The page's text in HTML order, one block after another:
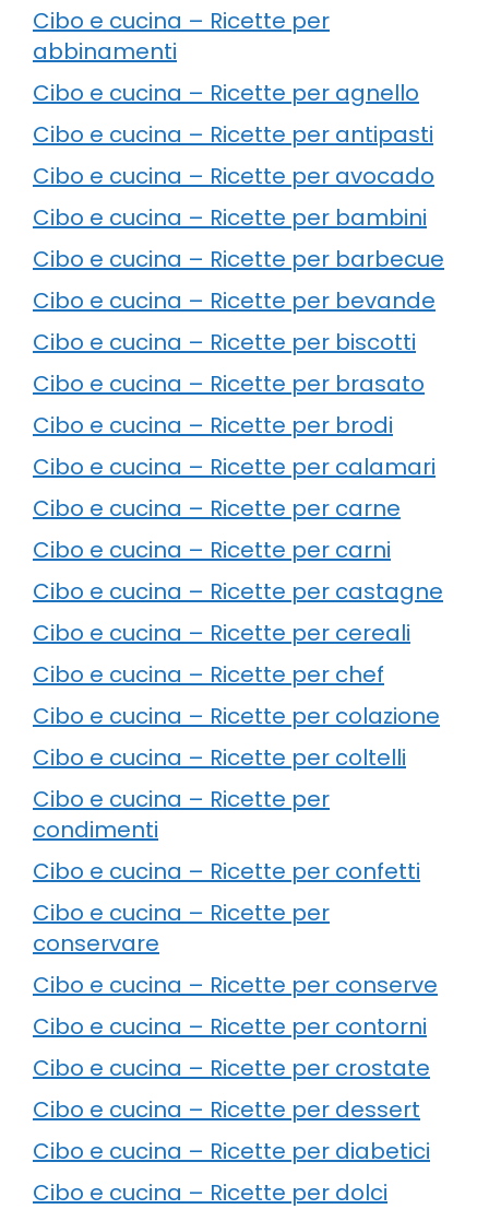
Cibo e cucina – Ricette per
abbinamenti
Cibo e cucina – Ricette per agnello
Cibo e cucina – Ricette per antipasti
Cibo e cucina – Ricette per avocado
Cibo e cucina – Ricette per bambini
Cibo e cucina – Ricette per barbecue
Cibo e cucina – Ricette per bevande
Cibo e cucina – Ricette per biscotti
Cibo e cucina – Ricette per brasato
Cibo e cucina – Ricette per brodi
Cibo e cucina – Ricette per calamari
Cibo e cucina – Ricette per carne
Cibo e cucina – Ricette per carni
Cibo e cucina – Ricette per castagne
Cibo e cucina – Ricette per cereali
Cibo e cucina – Ricette per chef
Cibo e cucina – Ricette per colazione
Cibo e cucina – Ricette per coltelli
Cibo e cucina – Ricette per
condimenti
Cibo e cucina – Ricette per confetti
Cibo e cucina – Ricette per
conservare
Cibo e cucina – Ricette per conserve
Cibo e cucina – Ricette per contorni
Cibo e cucina – Ricette per crostate
Cibo e cucina – Ricette per dessert
Cibo e cucina – Ricette per diabetici
Cibo e cucina – Ricette per dolci